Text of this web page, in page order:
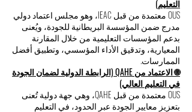
التعليم)
OUS معتمدة من قبل IEAC، وهو مجلس اعتماد دولي
مدرج ضمن المؤسسة البريطانية للجودة، ويُعنى
بدعم المؤسسات التعليمية من خلال المقارنة
المعيارية، وتدقيق الأداء المؤسسي، وتطبيق أفضل
الممارسات.
🌐 الاعتماد من QAHE (الرابطة الدولية لضمان الجودة
في التعليم العالي)
OUS معتمدة من قبل QAHE، وهي جهة دولية تُعنى
بتعزيز معايير الجودة عبر الحدود، في التعليم